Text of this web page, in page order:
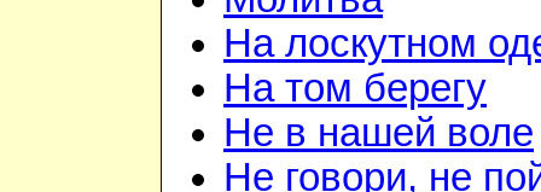
На лоскутном
На том берегу
Не в нашей воле
Не говори, не